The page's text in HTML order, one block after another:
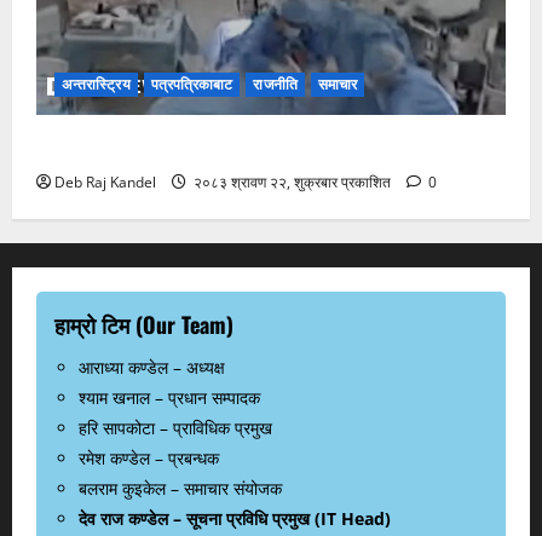
अन्तरास्ट्रिय पत्रपत्रिकाबाट राजनीति समाचार
Deb Raj Kandel २०८३ श्रावण २२, शुक्रबार प्रकाशित 0
हाम्रो टिम (Our Team)
आराध्या कण्डेल – अध्यक्ष
श्याम खनाल – प्रधान सम्पादक
हरि सापकोटा – प्राविधिक प्रमुख
रमेश कण्डेल – प्रबन्धक
बलराम कुइकेल – समाचार संयोजक
देव राज कण्डेल – सूचना प्रविधि प्रमुख (IT Head)